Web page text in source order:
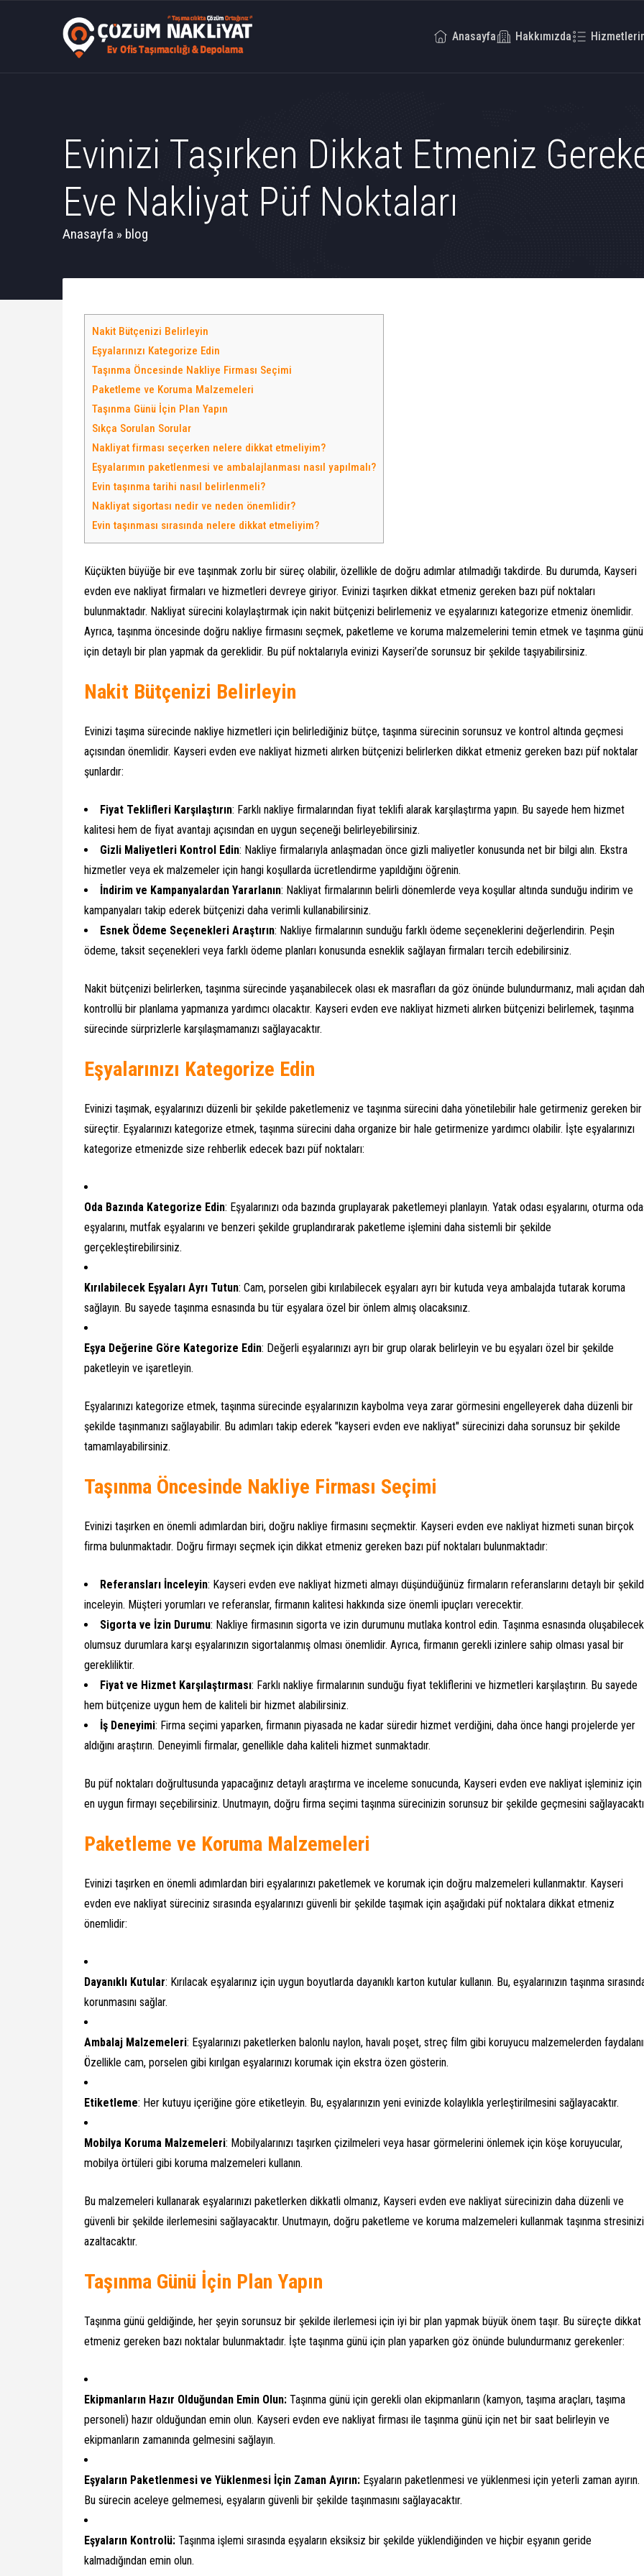
Anasayfa Hakkımızda
Evinizi Taşırken Dikkat Etmeniz
Eve Nakliyat Püf Noktaları
Anasayfa » blog
Nakit Bütçenizi Belirleyin
Eşyalarınızı Kategorize Edin
Taşınma Öncesinde Nakliye Firması Seçimi
Paketleme ve Koruma Malzemeleri
Taşınma Günü İçin Plan Yapın
Sıkça Sorulan Sorular
Nakliyat firması seçerken nelere dikkat etmeliyim?
Eşyalarımın paketlenmesi ve ambalajlanması nasıl yapılmalı?
Evin taşınma tarihi nasıl belirlenmeli?
Nakliyat sigortası nedir ve neden önemlidir?
Evin taşınması sırasında nelere dikkat etmeliyim?
Küçükten büyüğe bir eve taşınmak zorlu bir süreç olabilir, özellikle de doğru adımlar atılmadığı takdirde. Bu durumda, Kayseri
evden eve nakliyat firmaları ve hizmetleri devreye giriyor. Evinizi taşırken dikkat etmeniz gereken bazı püf noktaları
bulunmaktadır. Nakliyat sürecini kolaylaştırmak için nakit bütçenizi belirlemeniz ve eşyalarınızı kategorize etmeniz önemlidir.
Ayrıca, taşınma öncesinde doğru nakliye firmasını seçmek, paketleme ve koruma malzemelerini temin etmek ve taşınma günü
için detaylı bir plan yapmak da gereklidir. Bu püf noktalarıyla evinizi Kayseri’de sorunsuz bir şekilde taşıyabilirsiniz.
Nakit Bütçenizi Belirleyin
Evinizi taşıma sürecinde nakliye hizmetleri için belirlediğiniz bütçe, taşınma sürecinin sorunsuz ve kontrol altında geçmesi
açısından önemlidir. Kayseri evden eve nakliyat hizmeti alırken bütçenizi belirlerken dikkat etmeniz gereken bazı püf noktalar
şunlardır:
Fiyat Teklifleri Karşılaştırın: Farklı nakliye firmalarından fiyat teklifi alarak karşılaştırma yapın. Bu sayede hem hizmet
kalitesi hem de fiyat avantajı açısından en uygun seçeneği belirleyebilirsiniz.
Gizli Maliyetleri Kontrol Edin: Nakliye firmalarıyla anlaşmadan önce gizli maliyetler konusunda net bir bilgi alın. Ekstra
hizmetler veya ek malzemeler için hangi koşullarda ücretlendirme yapıldığını öğrenin.
İndirim ve Kampanyalardan Yararlanın: Nakliyat firmalarının belirli dönemlerde veya koşullar altında sunduğu indirim ve
kampanyaları takip ederek bütçenizi daha verimli kullanabilirsiniz.
Esnek Ödeme Seçenekleri Araştırın: Nakliye firmalarının sunduğu farklı ödeme seçeneklerini değerlendirin. Peşin
ödeme, taksit seçenekleri veya farklı ödeme planları konusunda esneklik sağlayan firmaları tercih edebilirsiniz.
Nakit bütçenizi belirlerken, taşınma sürecinde yaşanabilecek olası ek masrafları da göz önünde bulundurmanız, mali açıdan
kontrollü bir planlama yapmanıza yardımcı olacaktır. Kayseri evden eve nakliyat hizmeti alırken bütçenizi belirlemek, taşınma
sürecinde sürprizlerle karşılaşmamanızı sağlayacaktır.
Eşyalarınızı Kategorize Edin
Evinizi taşımak, eşyalarınızı düzenli bir şekilde paketlemeniz ve taşınma sürecini daha yönetilebilir hale getirmeniz gereken bir
süreçtir. Eşyalarınızı kategorize etmek, taşınma sürecini daha organize bir hale getirmenize yardımcı olabilir. İşte eşyalarınızı
kategorize etmenizde size rehberlik edecek bazı püf noktaları:
Oda Bazında Kategorize Edin: Eşyalarınızı oda bazında gruplayarak paketlemeyi planlayın. Yatak odası eşyalarını, oturma
eşyalarını, mutfak eşyalarını ve benzeri şekilde gruplandırarak paketleme işlemini daha sistemli bir şekilde
gerçekleştirebilirsiniz.
Kırılabilecek Eşyaları Ayrı Tutun: Cam, porselen gibi kırılabilecek eşyaları ayrı bir kutuda veya ambalajda tutarak koruma
sağlayın. Bu sayede taşınma esnasında bu tür eşyalara özel bir önlem almış olacaksınız.
Eşya Değerine Göre Kategorize Edin: Değerli eşyalarınızı ayrı bir grup olarak belirleyin ve bu eşyaları özel bir şekilde
paketleyin ve işaretleyin.
Eşyalarınızı kategorize etmek, taşınma sürecinde eşyalarınızın kaybolma veya zarar görmesini engelleyerek daha düzenli bir
şekilde taşınmanızı sağlayabilir. Bu adımları takip ederek "kayseri evden eve nakliyat" sürecinizi daha sorunsuz bir şekilde
tamamlayabilirsiniz.
Taşınma Öncesinde Nakliye Firması Seçimi
Evinizi taşırken en önemli adımlardan biri, doğru nakliye firmasını seçmektir. Kayseri evden eve nakliyat hizmeti sunan birçok
firma bulunmaktadır. Doğru firmayı seçmek için dikkat etmeniz gereken bazı püf noktaları bulunmaktadır:
Referansları İnceleyin: Kayseri evden eve nakliyat hizmeti almayı düşündüğünüz firmaların referanslarını detaylı bir
inceleyin. Müşteri yorumları ve referanslar, firmanın kalitesi hakkında size önemli ipuçları verecektir.
Sigorta ve İzin Durumu: Nakliye firmasının sigorta ve izin durumunu mutlaka kontrol edin. Taşınma esnasında oluşabilecek
olumsuz durumlara karşı eşyalarınızın sigortalanmış olması önemlidir. Ayrıca, firmanın gerekli izinlere sahip olması yasal bir
gerekliliktir.
Fiyat ve Hizmet Karşılaştırması: Farklı nakliye firmalarının sunduğu fiyat tekliflerini ve hizmetleri karşılaştırın. Bu sayede
hem bütçenize uygun hem de kaliteli bir hizmet alabilirsiniz.
İş Deneyimi: Firma seçimi yaparken, firmanın piyasada ne kadar süredir hizmet verdiğini, daha önce hangi projelerde yer
aldığını araştırın. Deneyimli firmalar, genellikle daha kaliteli hizmet sunmaktadır.
Bu püf noktaları doğrultusunda yapacağınız detaylı araştırma ve inceleme sonucunda, Kayseri evden eve nakliyat işleminiz için
en uygun firmayı seçebilirsiniz. Unutmayın, doğru firma seçimi taşınma sürecinizin sorunsuz bir şekilde geçmesini
Paketleme ve Koruma Malzemeleri
Evinizi taşırken en önemli adımlardan biri eşyalarınızı paketlemek ve korumak için doğru malzemeleri kullanmaktır. Kayseri
evden eve nakliyat süreciniz sırasında eşyalarınızı güvenli bir şekilde taşımak için aşağıdaki püf noktalara dikkat etmeniz
önemlidir:
Dayanıklı Kutular: Kırılacak eşyalarınız için uygun boyutlarda dayanıklı karton kutular kullanın. Bu, eşyalarınızın taşınma
korunmasını sağlar.
Ambalaj Malzemeleri: Eşyalarınızı paketlerken balonlu naylon, havalı poşet, streç film gibi koruyucu malzemelerden
Özellikle cam, porselen gibi kırılgan eşyalarınızı korumak için ekstra özen gösterin.
Etiketleme: Her kutuyu içeriğine göre etiketleyin. Bu, eşyalarınızın yeni evinizde kolaylıkla yerleştirilmesini sağlayacaktır.
Mobilya Koruma Malzemeleri: Mobilyalarınızı taşırken çizilmeleri veya hasar görmelerini önlemek için köşe koruyucular,
mobilya örtüleri gibi koruma malzemeleri kullanın.
Bu malzemeleri kullanarak eşyalarınızı paketlerken dikkatli olmanız, Kayseri evden eve nakliyat sürecinizin daha düzenli ve
güvenli bir şekilde ilerlemesini sağlayacaktır. Unutmayın, doğru paketleme ve koruma malzemeleri kullanmak taşınma stresinizi
azaltacaktır.
Taşınma Günü İçin Plan Yapın
Taşınma günü geldiğinde, her şeyin sorunsuz bir şekilde ilerlemesi için iyi bir plan yapmak büyük önem taşır. Bu süreçte dikkat
etmeniz gereken bazı noktalar bulunmaktadır. İşte taşınma günü için plan yaparken göz önünde bulundurmanız gerekenler:
Ekipmanların Hazır Olduğundan Emin Olun: Taşınma günü için gerekli olan ekipmanların (kamyon, taşıma araçları, taşıma
personeli) hazır olduğundan emin olun. Kayseri evden eve nakliyat firması ile taşınma günü için net bir saat belirleyin ve
ekipmanların zamanında gelmesini sağlayın.
Eşyaların Paketlenmesi ve Yüklenmesi İçin Zaman Ayırın: Eşyaların paketlenmesi ve yüklenmesi için yeterli zaman ayırın.
Bu sürecin aceleye gelmemesi, eşyaların güvenli bir şekilde taşınmasını sağlayacaktır.
Eşyaların Kontrolü: Taşınma işlemi sırasında eşyaların eksiksiz bir şekilde yüklendiğinden ve hiçbir eşyanın geride
kalmadığından emin olun.